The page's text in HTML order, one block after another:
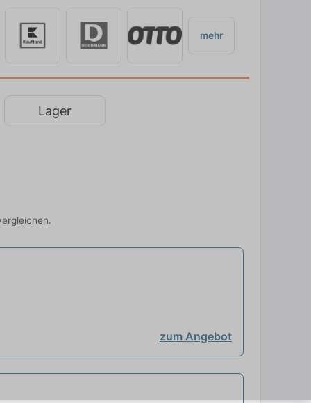
mehr
Lager
zum Angebot